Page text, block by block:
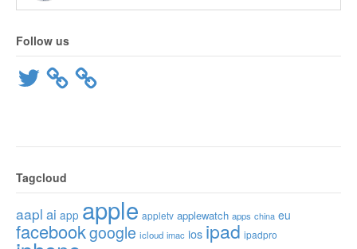
Follow us
Twitter
Tagcloud
aapl ai app apple appletv applewatch apps china eu
facebookgoogle icloud imac ios ipad ipadpro